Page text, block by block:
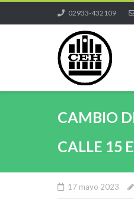
02933-432109
CAMBIO
CALLE 15
17 mayo 2023